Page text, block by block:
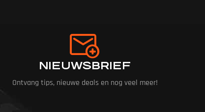
NIEUWSBRIEF
Ontvang tips, nieuwe deals en nog veel meer!